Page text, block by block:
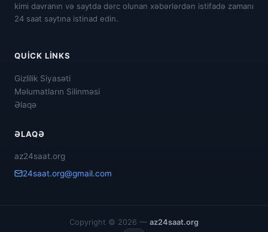
kimi davranın və saytda dərc olunan xəbərlərdən istifadə zamanı
24 saat saytına istinad edin.
QUICK LINKS
Gizlilik Siyasəti
Məlumatların Silinməsi
Əlaqə
ƏLAQƏ
az24saat.org
24saat.org@gmail.com
Copyright © 2026 — az24saat.org